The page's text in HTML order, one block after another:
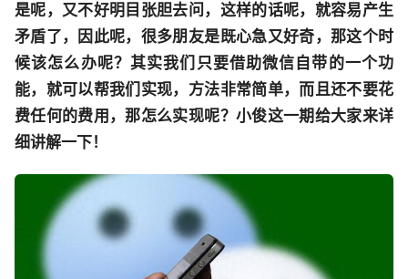
是呢，又不好明目张胆去问，这样的话呢，就容易产生
矛盾了，因此呢，很多朋友是既心急又好奇，那这个时
候该怎么办呢？其实我们只要借助微信自带的一个功
能，就可以帮我们实现，方法非常简单，而且还不要花
费任何的费用，那怎么实现呢？小俊这一期给大家来详
细讲解一下！